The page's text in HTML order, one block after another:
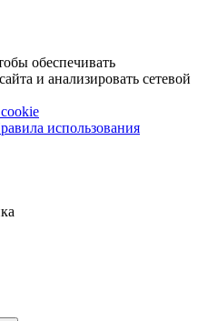
обеспечивать
и анализировать сетевой
использования